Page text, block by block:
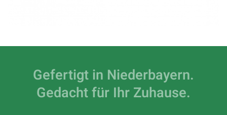
Gefertigt in Niederbayern.
Gedacht für Ihr Zuhause.